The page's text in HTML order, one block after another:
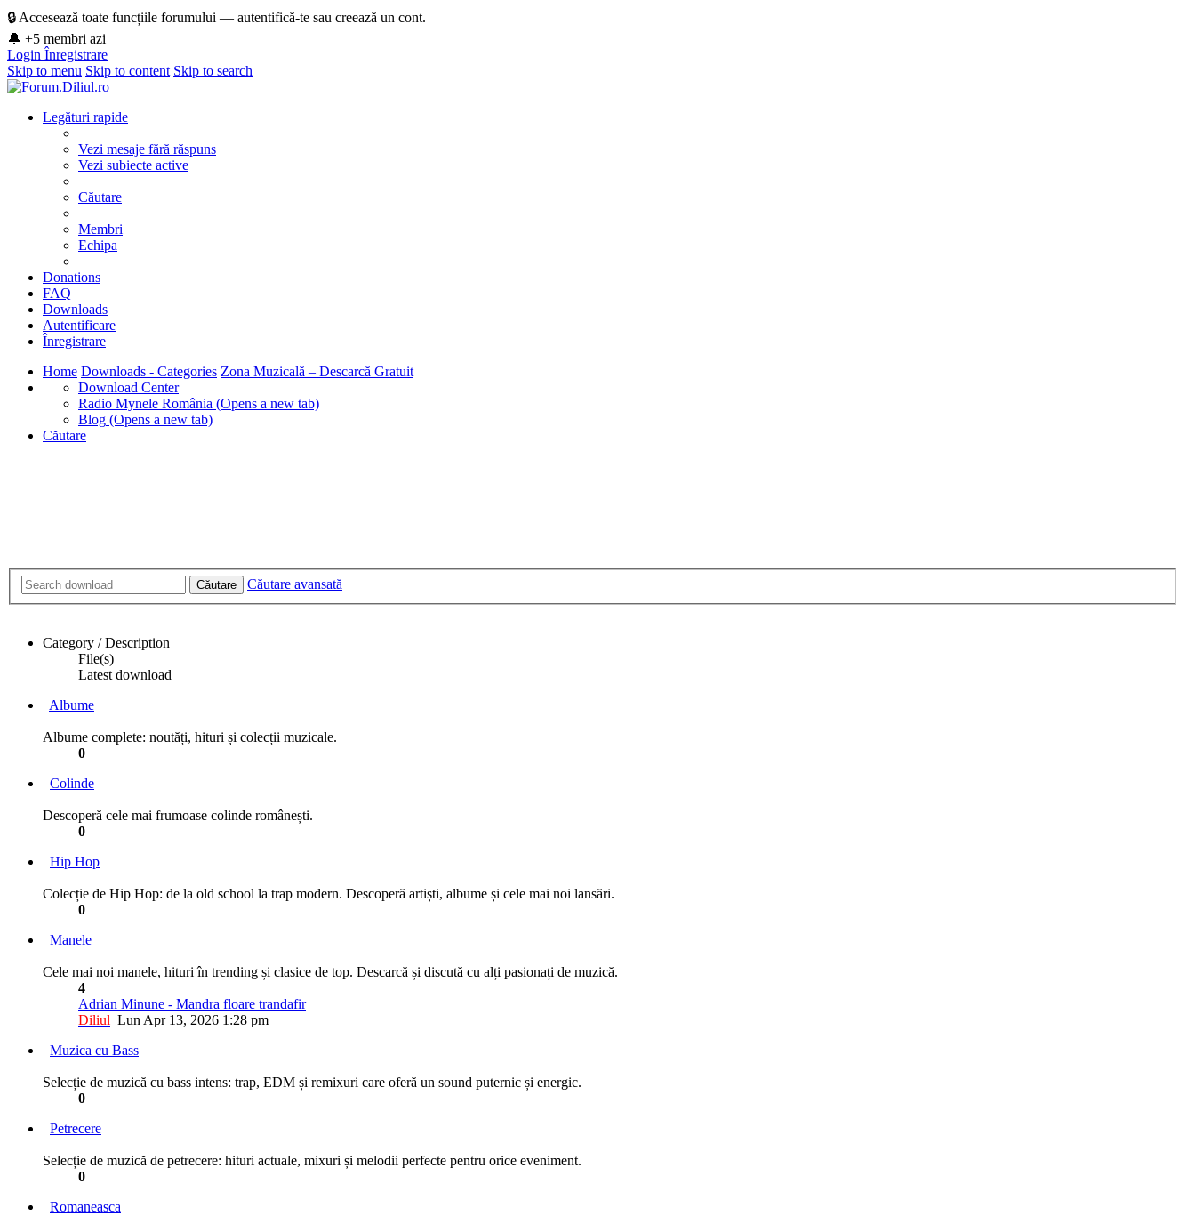
🔒 Accesează toate funcțiile forumului — autentifică-te sau creează un cont.
🔔 +5 membri azi
Login Înregistrare
Skip to menu Skip to content Skip to search
Legături rapide
Vezi mesaje fără răspuns
Vezi subiecte active
Căutare
Membri
Echipa
Donations
FAQ
Downloads
Autentificare
Înregistrare
Home Downloads - Categories Zona Muzicală – Descarcă Gratuit
Download Center
Radio Mynele România (Opens a new tab)
Blog (Opens a new tab)
Căutare
Căutare Căutare avansată
Category / Description
File(s)
Latest download
Albume
Albume complete: noutăți, hituri și colecții muzicale.
0
Colinde
Descoperă cele mai frumoase colinde românești.
0
Hip Hop
Colecție de Hip Hop: de la old school la trap modern. Descoperă artiști, albume și cele mai noi lansări.
0
Manele
Cele mai noi manele, hituri în trending și clasice de top. Descarcă și discută cu alți pasionați de muzică.
4
Adrian Minune - Mandra floare trandafir
Diliul Lun Apr 13, 2026 1:28 pm
Muzica cu Bass
Selecție de muzică cu bass intens: trap, EDM și remixuri care oferă un sound puternic și energic.
0
Petrecere
Selecție de muzică de petrecere: hituri actuale, mixuri și melodii perfecte pentru orice eveniment.
0
Romaneasca